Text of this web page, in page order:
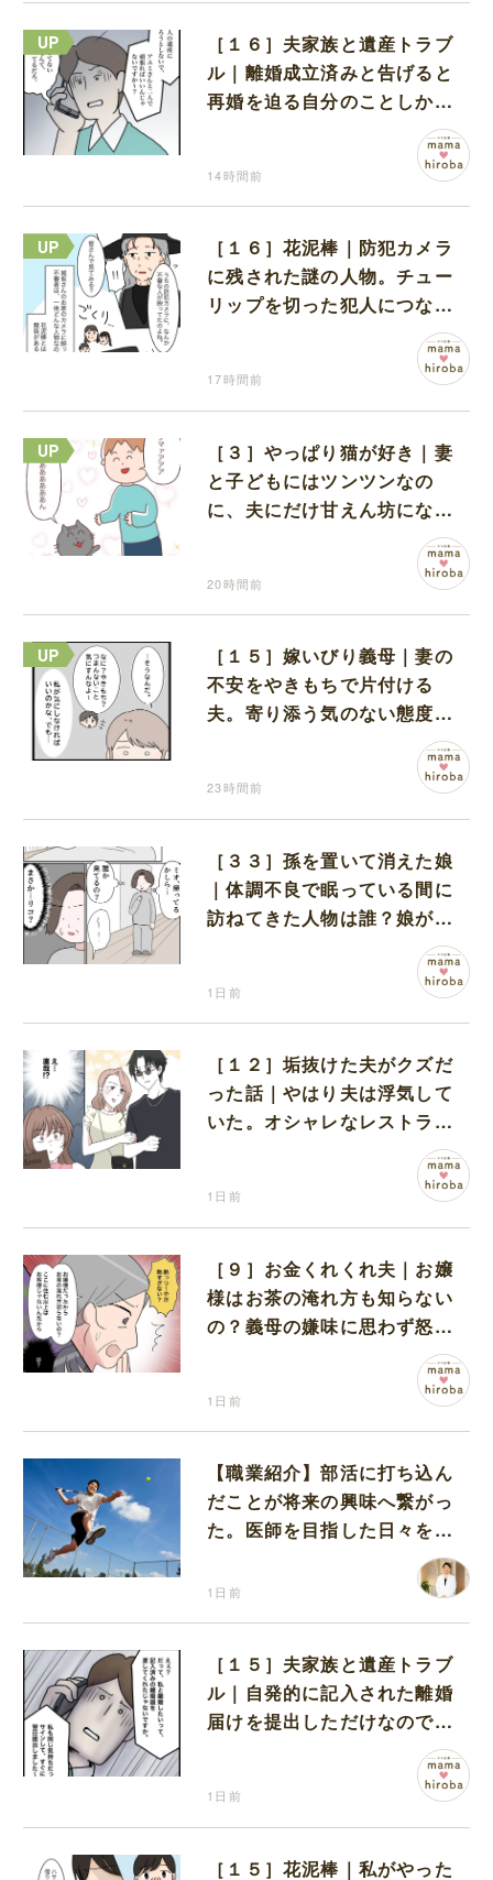
［１６］夫家族と遺産トラブ
ル｜離婚成立済みと告げると
再婚を迫る自分のことしか考
14時間前
［１６］花泥棒｜防犯カメラ
に残された謎の人物。チュー
リップを切った犯人につなが
る証拠になるのか期待する
17時間前
［３］やっぱり猫が好き｜妻
と子どもにはツンツンなの
に、夫にだけ甘えん坊になる
20時間前
［１５］嫁いびり義母｜妻の
不安をやきもちで片付ける
夫。寄り添う気のない態度に
23時間前
［３３］孫を置いて消えた娘
｜体調不良で眠っている間に
訪ねてきた人物は誰？娘が戻
ってきたのかと不安になる
1日前
［１２］垢抜けた夫がクズだ
った話｜やはり夫は浮気して
いた。オシャレなレストラン
1日前
［９］お金くれくれ夫｜お嬢
様はお茶の淹れ方も知らない
の？義母の嫌味に思わず怒り
1日前
【職業紹介】部活に打ち込ん
だことが将来の興味へ繋がっ
た。医師を目指した日々を振
1日前
［１５］夫家族と遺産トラブ
ル｜自発的に記入された離婚
届けを提出しただけなので、
1日前
［１５］花泥棒｜私がやった